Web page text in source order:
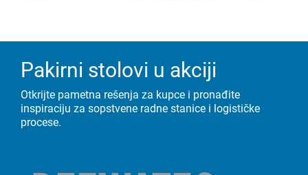
Pakirni stolovi u akciji
Otkrijte pametna rešenja za kupce i pronađite
inspiraciju za sopstvene radne stanice i logističke
procese.